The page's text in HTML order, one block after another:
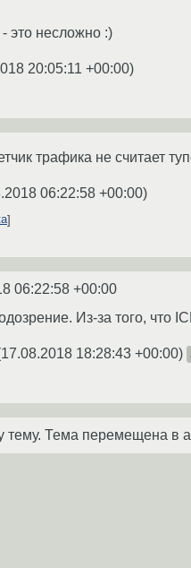
это несложно :)
20:05:11 +00:00)
трафика не считает
06:22:58 +00:00)
06:22:58 +00:00
Из-за того, что
17.08.2018 18:28:43 +00:00)
тему. Тема перемещена в